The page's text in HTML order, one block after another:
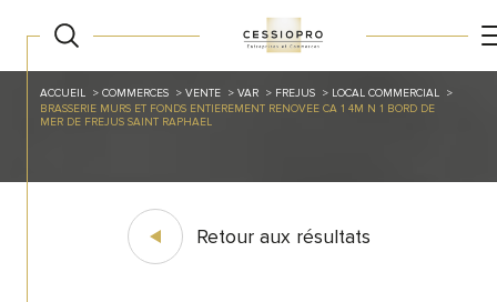
ACCUEIL COMMERCES VENTE VAR FREJUS
LOCAL COMMERCIAL
BRASSERIE MURS ET FONDS ENTIEREMENT RENOVEE CA 1 4M N 1 BORD DE
MER DE FREJUS SAINT RAPHAEL
Retour aux résultats